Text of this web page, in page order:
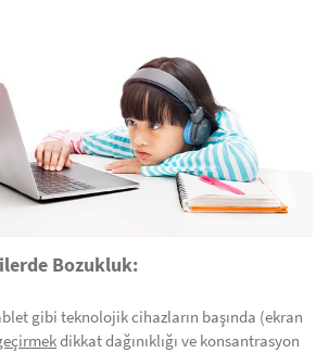
Bozukluk:
gibi teknolojik cihazların başında (ekran
dikkat dağınıklığı ve konsantrasyon